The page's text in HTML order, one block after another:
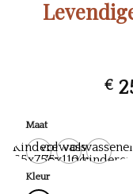
€
Maat
Kinderen
65x75cm
Volwassen
75x110cm
en kinderen
Kleur